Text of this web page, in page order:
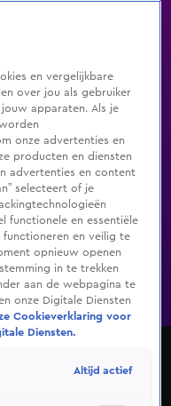
Zenders Genres
De Bondgenoten
tegen
en vergelijkbare
over jou als gebruiker
apparaten. Als je
onze advertenties en
producten en diensten
advertenties en content
selecteert of je
functionele en essentiële
en veilig te
opnieuw openen
in te trekken
aan de webpagina te
onze Digitale Diensten
Cookieverklaring voor
Diensten.
Altijd actief